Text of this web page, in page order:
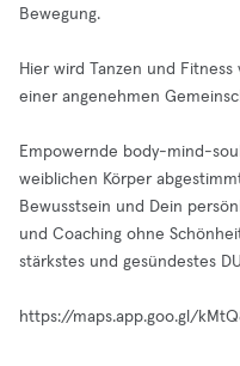
Bewegung.
Hier wird Tanzen und
einer angenehmen
Empowernde body-mind-
weiblichen Körper
Bewusstsein und Dein
und Coaching ohne
stärkstes und gesündestes
https://maps.app.goo.gl/